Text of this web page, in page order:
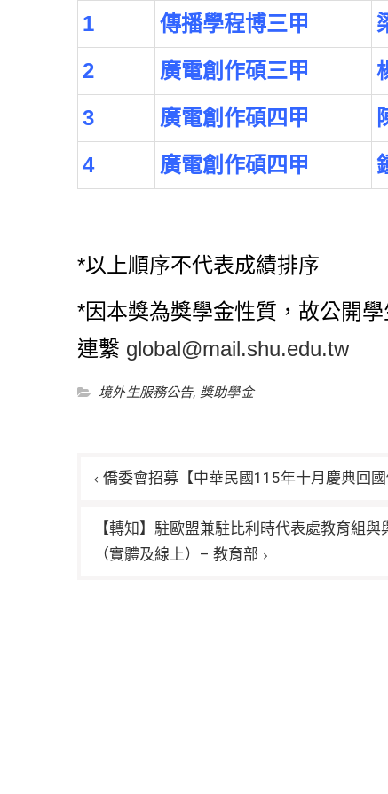
1
傳播學程博三甲
2
廣電創作碩三甲
3
廣電創作碩四甲
4
廣電創作碩四甲
*以上順序不代表成績排序
*因本獎為獎學金性質，故公開
連繫 global@mail.shu.edu.tw
境外生服務公告, 獎助學金
僑委會招募【中華民國115年十月慶典回
【轉知】駐歐盟兼駐比利時代表處教育組
（實體及線上）– 教育部